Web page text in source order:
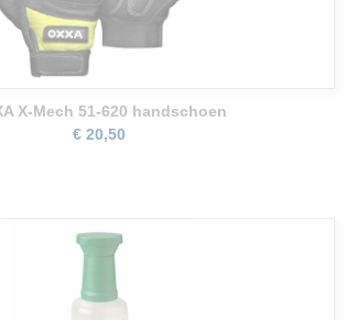
X-Mech 51-620 handschoen
€ 20,50